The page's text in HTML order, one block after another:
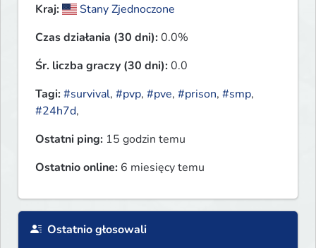
Kraj:
Stany Zjednoczone
Czas działania (30 dni):0.0%
Śr. liczba graczy (30 dni):0.0
Tagi:#survival, #pvp, #pve, #prison, #smp,
#24h7d,
Ostatni ping: 15 godzin temu
Ostatnio online: 6 miesięcy temu
Ostatnio głosowali